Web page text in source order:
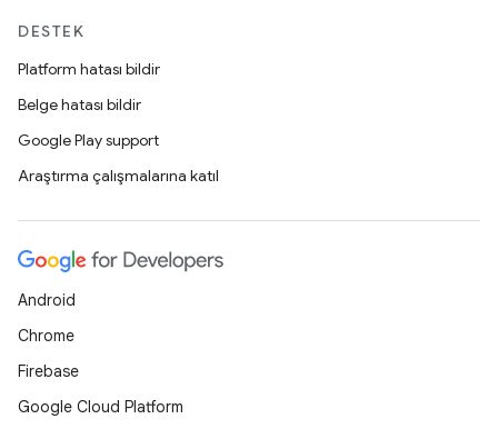
DESTEK
Platform hatası bildir
Belge hatası bildir
Google Play support
Araştırma çalışmalarına katıl
Android
Chrome
Firebase
Google Cloud Platform